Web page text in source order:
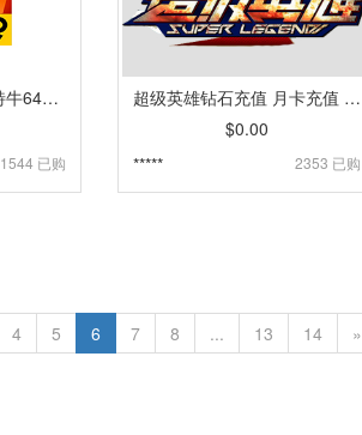
我功夫特牛：我功夫特牛6480元宝 苹果IOS 新武侠手游 648档位 648面值礼包 [人工发货]
1544 已购
超级英雄钻石充值 月卡充值 手游充值 IOS系统 [自动发货]
$0.00
*****
2353 已购
4 5 6 7 8 ... 13 14 »